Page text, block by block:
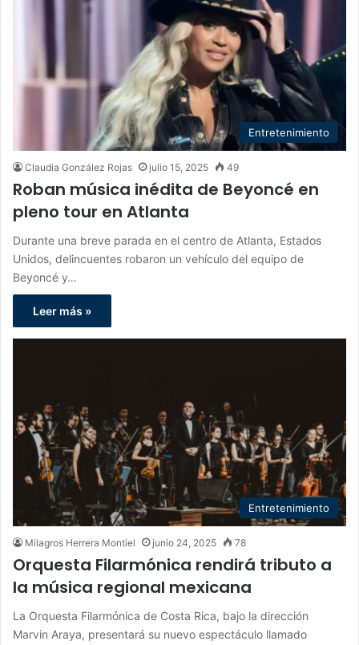
Entretenimiento
Claudia González Rojas julio 15, 2025 49
Roban música inédita de Beyoncé en
pleno tour en Atlanta
Durante una breve parada en el centro de Atlanta, Estados
Unidos, delincuentes robaron un vehículo del equipo de
Beyoncé y…
Leer más »
Entretenimiento
Milagros Herrera Montiel junio 24, 2025 78
Orquesta Filarmónica rendirá tributo a
la música regional mexicana
La Orquesta Filarmónica de Costa Rica, bajo la dirección
Marvin Araya, presentará su nuevo espectáculo llamado